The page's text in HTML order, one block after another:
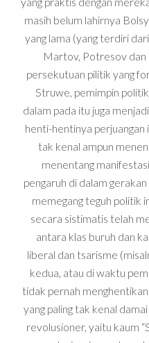
masih belum lahirnya
yang lama (yang terdiri
Martov, Potresov dan
persekutuan pilitik yang
Struwe, pemimpin
dalam pada itu juga
henti-hentinya perjuangan
tak kenal ampun
menentang
pengaruh di dalam
memegang teguh politik
secara sistimatis telah
antara klas buruh dan
liberal dan tsarisme
kedua, atau di waktu
tidak pernah
yang paling tak kenal
revolusioner, yaitu kaum